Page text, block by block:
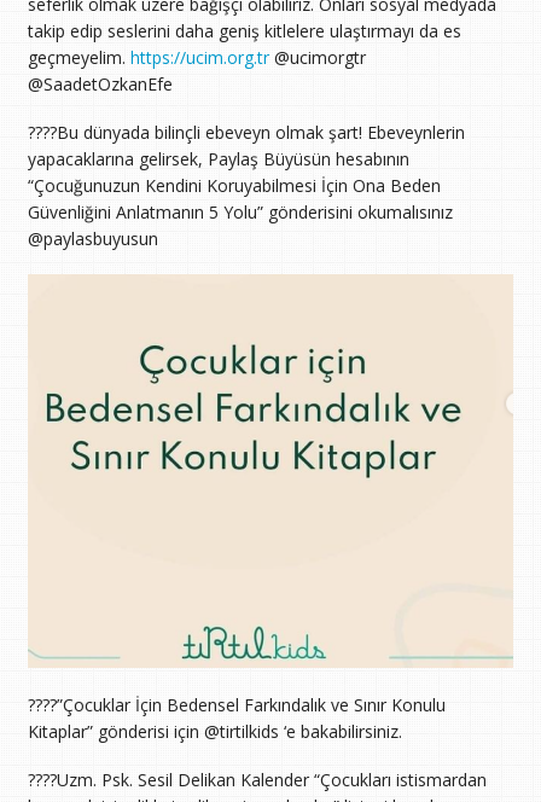
takip edip seslerini daha geniş kitlelere ulaştırmayı da es
geçmeyelim. https://ucim.org.tr@ucimorgtr
@SaadetOzkanEfe
????️Bu dünyada bilinçli ebeveyn olmak şart! Ebeveynlerin
yapacaklarına gelirsek, Paylaş Büyüsün hesabının
“Çocuğunuzun Kendini Koruyabilmesi İçin Ona Beden
Güvenliğini Anlatmanın 5 Yolu” gönderisini okumalısınız
@paylasbuyusun
????️”Çocuklar İçin Bedensel Farkındalık ve Sınır Konulu
Kitaplar” gönderisi için @tirtilkids ‘e bakabilirsiniz.
????️Uzm. Psk. Sesil Delikan Kalender “Çocukları istismardan